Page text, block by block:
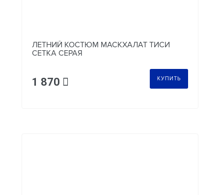
ЛЕТНИЙ КОСТЮМ МАСКХАЛАТ ТИСИ
СЕТКА СЕРАЯ
1 870 КУПИТЬ